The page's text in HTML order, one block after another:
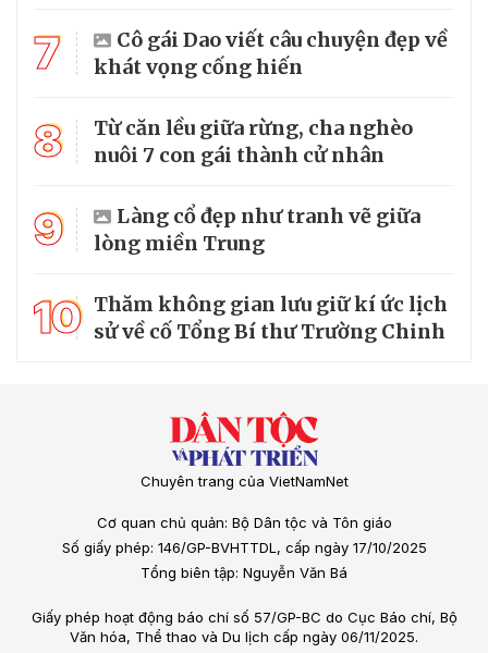
7
Cô gái Dao viết câu chuyện đẹp về
khát vọng cống hiến
8
Từ căn lều giữa rừng, cha nghèo
nuôi 7 con gái thành cử nhân
9
Làng cổ đẹp như tranh vẽ giữa
lòng miền Trung
10 Thăm không gian lưu giữ kí ức lịch
sử về cố Tổng Bí thư Trường Chinh
Chuyên trang của VietNamNet
Cơ quan chủ quản: Bộ Dân tộc và Tôn giáo
Số giấy phép: 146/GP-BVHTTDL, cấp ngày 17/10/2025
Tổng biên tập: Nguyễn Văn Bá
Giấy phép hoạt động báo chí số 57/GP-BC do Cục Báo chí, Bộ
Văn hóa, Thể thao và Du lịch cấp ngày 06/11/2025.